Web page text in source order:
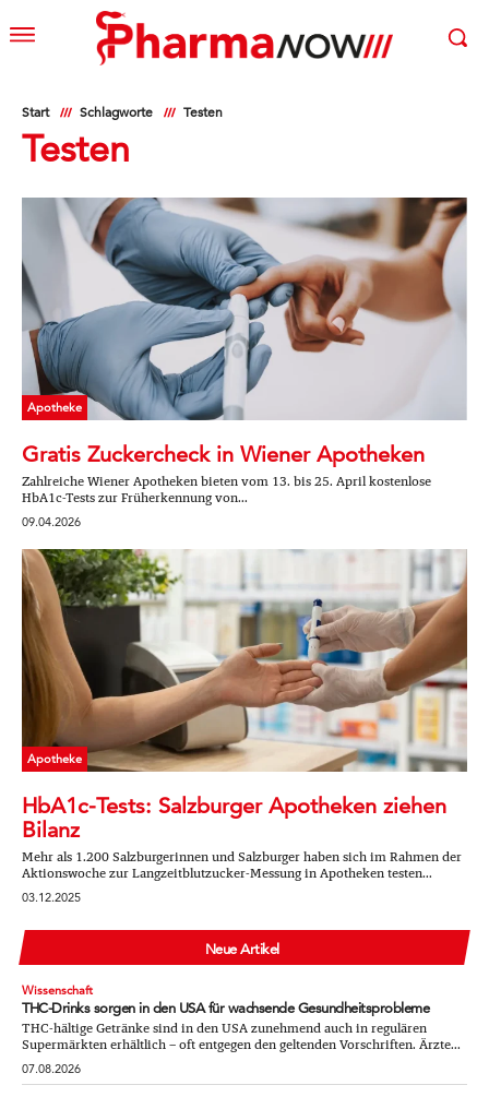
Start Schlagworte Testen
Testen
Apotheke
Gratis Zuckercheck in Wiener Apotheken
Zahlreiche Wiener Apotheken bieten vom 13. bis 25. April kostenlose
HbA1c-Tests zur Früherkennung von...
09.04.2026
Apotheke
HbA1c-Tests: Salzburger Apotheken ziehen
Bilanz
Mehr als 1.200 Salzburgerinnen und Salzburger haben sich im Rahmen der
Aktionswoche zur Langzeitblutzucker-Messung in Apotheken testen...
03.12.2025
Neue Artikel
Wissenschaft
THC-Drinks sorgen in den USA für wachsende Gesundheitsprobleme
THC-hältige Getränke sind in den USA zunehmend auch in regulären
Supermärkten erhältlich – oft entgegen den geltenden Vorschriften. Ärzte...
07.08.2026